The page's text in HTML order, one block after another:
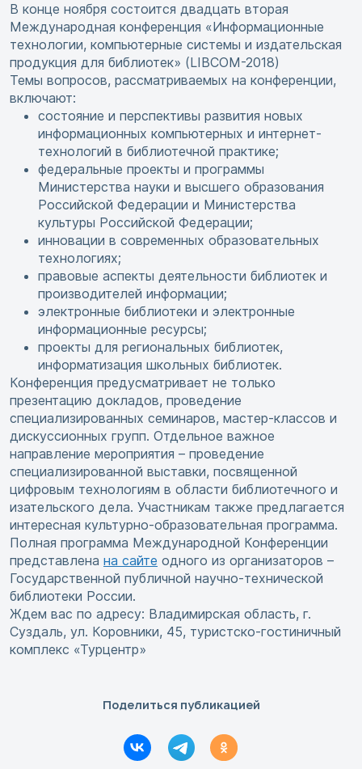
В конце ноября состоится двадцать вторая
Международная конференция «Информационные
технологии, компьютерные системы и издательская
продукция для библиотек» (LIBCOM-2018)
Темы вопросов, рассматриваемых на конференции,
включают:
состояние и перспективы развития новых
информационных компьютерных и интернет-
технологий в библиотечной практике;
федеральные проекты и программы
Министерства науки и высшего образования
Российской Федерации и Министерства
культуры Российской Федерации;
инновации в современных образовательных
технологиях;
правовые аспекты деятельности библиотек и
производителей информации;
электронные библиотеки и электронные
информационные ресурсы;
проекты для региональных библиотек,
информатизация школьных библиотек.
Конференция предусматривает не только
презентацию докладов, проведение
специализированных семинаров, мастер-классов и
дискуссионных групп. Отдельное важное
направление мероприятия – проведение
специализированной выставки, посвященной
цифровым технологиям в области библиотечного и
изательского дела. Участникам также предлагается
интересная культурно-образовательная программа.
Полная программа Международной Конференции
представлена на сайте одного из организаторов –
Государственной публичной научно-технической
библиотеки России.
Ждем вас по адресу: Владимирская область, г.
Суздаль, ул. Коровники, 45, туристско-гостиничный
комплекс «Турцентр»
Поделиться публикацией